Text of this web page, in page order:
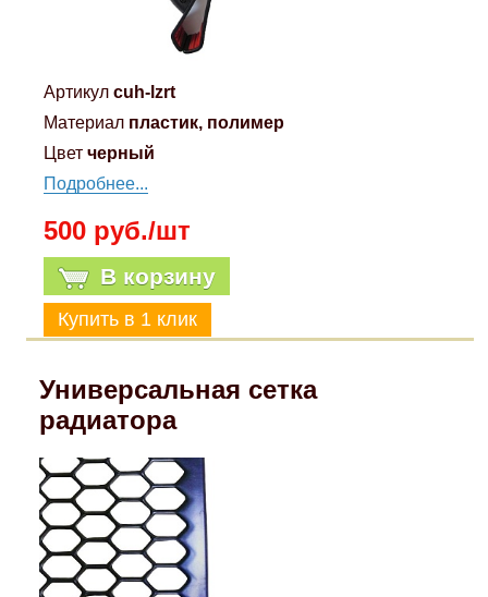
Артикул cuh-lzrt
Материал пластик, полимер
Цвет черный
Подробнее...
500 руб./шт
В корзину
Универсальная сетка
радиатора
Toyota
Volkswagen
Дополнительные товары